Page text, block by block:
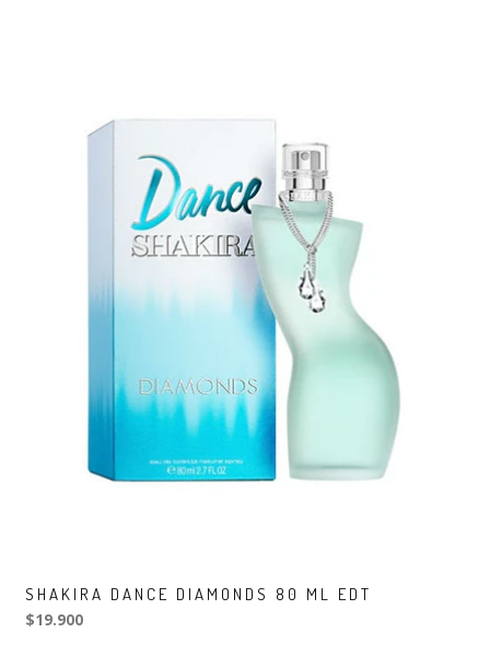
SHAKIRA DANCE DIAMONDS 80 ML EDT
$19.900